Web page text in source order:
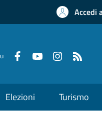
Accedi
Elezioni Turismo